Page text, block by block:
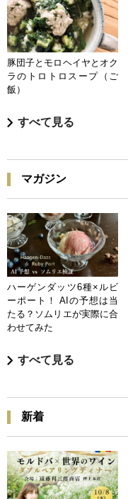
豚団子とモロヘイヤとオク
ラのトロトロスープ（ご
飯）
すべて見る
マガジン
ハーゲンダッツ6種×ルビ
ーポート！ AIの予想は当
たる？ソムリエが実際に合
わせてみた
すべて見る
新着